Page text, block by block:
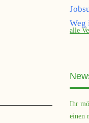
alle
Ihr
einen